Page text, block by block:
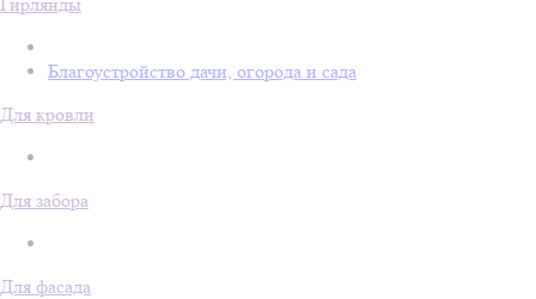
Благоустройство дачи, огорода и сада
Для кровли
Для забора
Для фасада